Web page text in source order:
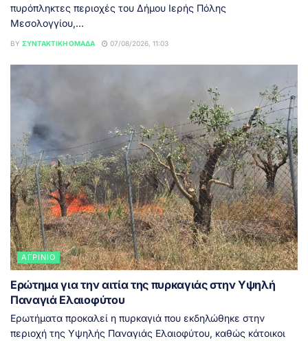
πυρόπληκτες περιοχές του Δήμου Ιερής Πόλης
Μεσολογγίου,...
BY ΣΥΝΤΑΚΤΙΚΉ ΟΜΆΔΑ 07/08/2026, 11:03
ΑΓΡΊΝΙΟ
Ερώτημα για την αιτία της πυρκαγιάς στην Υψηλή
Παναγιά Ελαιοφύτου
Ερωτήματα προκαλεί η πυρκαγιά που εκδηλώθηκε στην
περιοχή της Υψηλής Παναγιάς Ελαιοφύτου, καθώς κάτοικοι